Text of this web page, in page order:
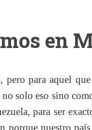
en
para aquel
solo eso sino
para ser
nuestro